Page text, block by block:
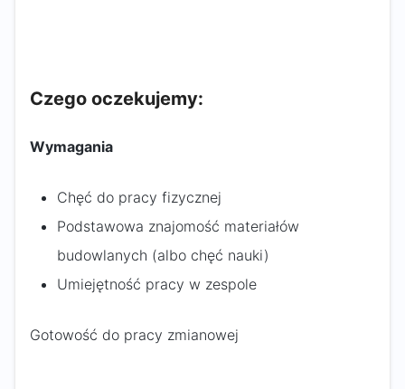
Czego oczekujemy:
Wymagania
Chęć do pracy fizycznej
Podstawowa znajomość materiałów
budowlanych (albo chęć nauki)
Umiejętność pracy w zespole
Gotowość do pracy zmianowej